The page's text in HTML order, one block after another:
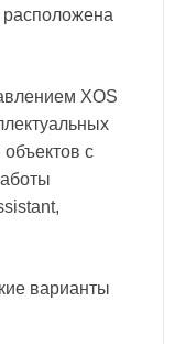
XOS
с
варианты